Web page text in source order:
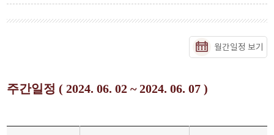
월간일정 보기
주간일정 ( 2024. 06. 02 ~ 2024. 06. 07 )